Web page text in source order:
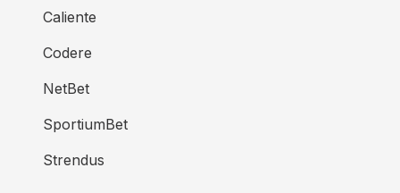
Caliente
Codere
NetBet
SportiumBet
Strendus